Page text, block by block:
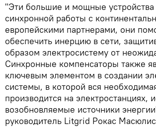
"Эти большие и мощные
синхронной работы с
европейскими партнерами, они
обеспечить инерцию в сети,
образом электросистему от
Синхронные компенсаторы также
ключевым элементом в создании
системы, в которой вся
производится на электростанциях,
возобновляемые источники
руководитель Litgrid Рокас